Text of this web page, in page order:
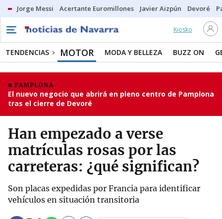
Jorge Messi Acertante Euromillones Javier Aizpún Devoré
Kiosko
TENDENCIAS MOTOR MODA Y BELLEZA BUZZ ON
PAMPLONA
El nuevo negocio que abrirá en pleno centro de Pamplona
tras el cierre de Devoré
Han empezado a verse
matrículas rosas por las
carreteras: ¿qué significan?
Son placas expedidas por Francia para identificar
vehículos en situación transitoria